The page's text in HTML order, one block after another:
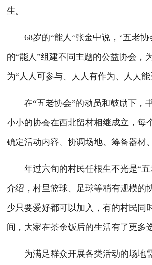
生。
68岁的“能人”张金中说，“五老协
的“能人”组建不同主题的公益协会，
为“人人可参与、人人有作为、人人能
在“五老协会”的动员和鼓励下，书
小小的协会在西北留村相继成立，每
确定活动内容、协调场地、筹备器材
年过六旬的村民任根生不光是“五
介绍，村里篮球、足球等稍有规模的
少只要爱好都可以加入，有的村民同
间，大家在茶余饭后的生活有了更多
为满足群众开展各类活动的场地需